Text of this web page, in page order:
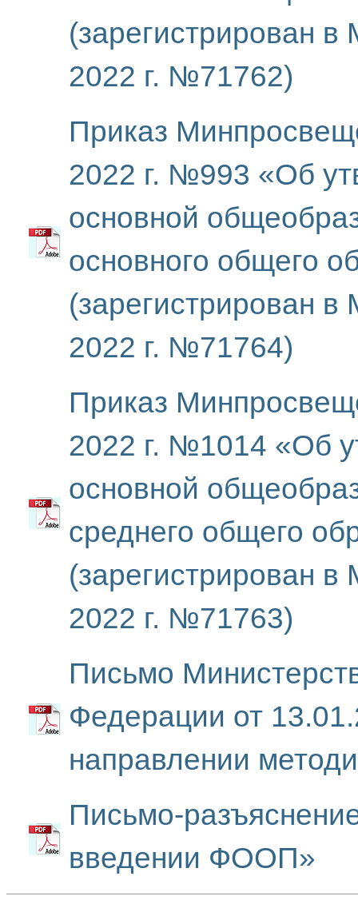
(зарегистрирован
2022 г. №71762)
Приказ
2022 г. №993 «Об
основной
основного общего
(зарегистрирован
2022 г. №71764)
Приказ
2022 г. №1014 «Об
основной
среднего общего
(зарегистрирован
2022 г. №71763)
Письмо
Федерации от
направлении
Письмо-
введении ФООП»